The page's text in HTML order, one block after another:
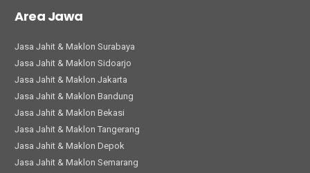
Area Jawa
Jasa Jahit & Maklon Surabaya
Jasa Jahit & Maklon Sidoarjo
Jasa Jahit & Maklon Jakarta
Jasa Jahit & Maklon Bandung
Jasa Jahit & Maklon Bekasi
Jasa Jahit & Maklon Tangerang
Jasa Jahit & Maklon Depok
Jasa Jahit & Maklon Semarang